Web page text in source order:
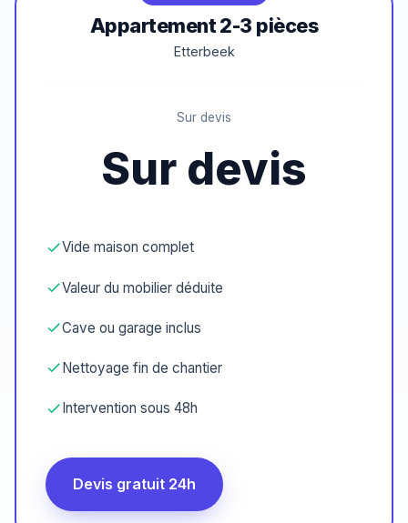
Appartement 2-3 pièces
Etterbeek
Sur devis
Sur devis
Vide maison complet
Valeur du mobilier déduite
Cave ou garage inclus
Nettoyage fin de chantier
Intervention sous 48h
Devis gratuit 24h